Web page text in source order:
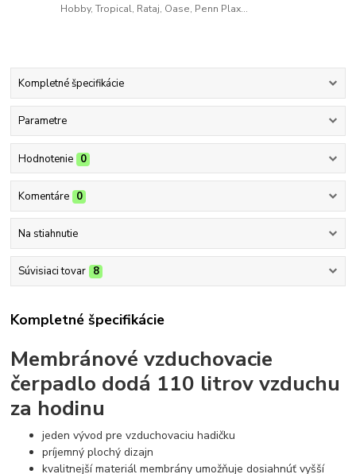
Hobby, Tropical, Rataj, Oase, Penn Plax...
Kompletné špecifikácie
Parametre
Hodnotenie 0
Komentáre 0
Na stiahnutie
Súvisiaci tovar 8
Kompletné špecifikácie
Membránové vzduchovacie
čerpadlo dodá 110 litrov vzduchu
za hodinu
jeden vývod pre vzduchovaciu hadičku
príjemný plochý dizajn
kvalitnejší materiál membrány umožňuje dosiahnúť vyšší